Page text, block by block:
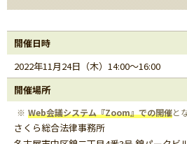
開催日時
2022年11月24日（木）14:00～16:00
開催場所
Web会議システム『Zoom』での開催と
さくら総合法律事務所